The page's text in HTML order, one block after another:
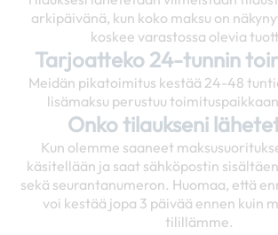
arkipäivänä, kun koko maksu on
koskee varastossa olevia
Tarjoatteko 24-tunnin
Meidän pikatoimitus kestää 24-48
lisämaksu perustuu
Onko tilaukseni
Kun olemme saaneet
käsitellään ja saat sähköpostin
sekä seurantanumeron. Huomaa, että
voi kestää jopa 3 päivää ennen kuin
tilillämme.